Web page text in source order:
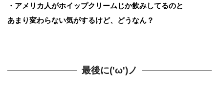
・アメリカ人がホイップクリームじか飲みしてるのと
あまり変わらない気がするけど、どうなん？
最後に('ω')ノ